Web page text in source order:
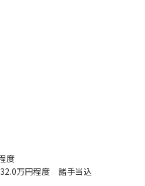
度
32.0万円程度 諸手当込